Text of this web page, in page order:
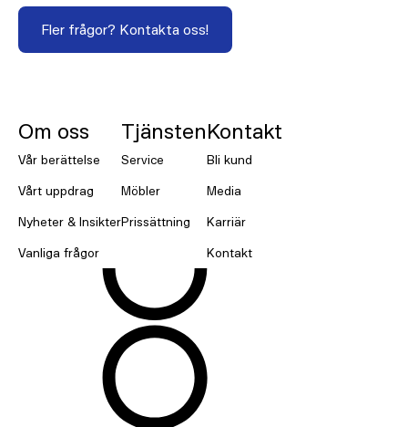
Fler frågor? Kontakta oss!
Fler frågor? Kontakta oss!
Om oss
Vår berättelse
Vårt uppdrag
Nyheter & Insikter
Vanliga frågor
Tjänsten
Service
Möbler
Prissättning
Kontakt
Bli kund
Media
Karriär
Kontakt